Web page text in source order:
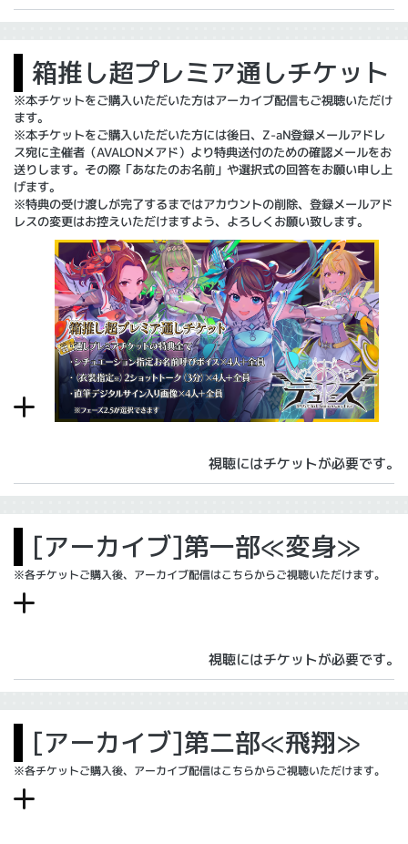
箱推し超プレミア通しチケット
※本チケットをご購入いただいた方はアーカイブ配信もご視聴いただけ
ます。
※本チケットをご購入いただいた方には後日、Z-aN登録メールアドレ
ス宛に主催者（AVALONメアド）より特典送付のための確認メールをお
送りします。その際「あなたのお名前」や選択式の回答をお願い申し上
げます。
※特典の受け渡しが完了するまではアカウントの削除、登録メールアド
レスの変更はお控えいただけますよう、よろしくお願い致します。
視聴にはチケットが必要です。
[アーカイブ]第一部≪変身≫
※各チケットご購入後、アーカイブ配信はこちらからご視聴いただけます。
視聴にはチケットが必要です。
[アーカイブ]第二部≪飛翔≫
※各チケットご購入後、アーカイブ配信はこちらからご視聴いただけます。